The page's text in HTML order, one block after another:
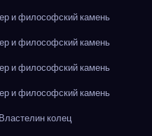
и философский камень
и философский камень
и философский камень
и философский камень
колец